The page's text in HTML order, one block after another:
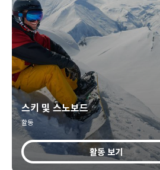
스키 및 스노보드
활동
활동 보기